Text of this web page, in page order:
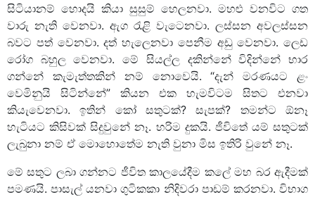
සිටියානම් හොදයි කියා සුසුම් හෙලනවා. මහළු වනවිට ගත
වාරු නැති වෙනවා. ඇග රැළි වැටෙනවා. ලස්සන අවලස්සන
බවට පත් වෙනවා. දත් හැලෙනවා පෙනීම අඩු වෙනවා. ලෙඩ
රෝග බහුල වෙනවා. මේ සියල්ල දකින්නේ විදින්නේ භාර
ගන්නේ කැමැත්තකින් නම් නොවෙයි. “දැන් මරණයට ළං
වෙමිනුයි සිටින්නේ” කියන එක හැමවිටම සිතට එනවා
කියැවෙනවා. ඉතින් කෝ සතුටක්? සැපක්? තමන්ට ඕනෑ
හැටියට කිසිවක් සිදුවුනේ නෑ. හරිම දුකයි. ජීවිතේ යම් සතුටක්
ලැබුනා නම් ඒ මොහොතේම නැති වුනා මිස ඉතිරි වුනේ නෑ.
මේ සතුට ලබා ගන්නට ජීවිත කාලයේදීම කලේ මහ බර ඇදීමක්
පමණයි. පාසැල් යනවා ගුටිකකා නිදිවරා පාඩම් කරනවා. විභාග